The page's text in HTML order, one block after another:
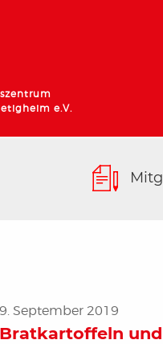
e.V.
9. September 2019
Bratkartoffeln